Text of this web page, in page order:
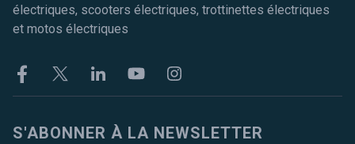
électriques, scooters électriques, trottinettes électriques
et motos électriques
FacebookTwitter LinkekinYoutubeInstagram
S'ABONNER À LA NEWSLETTER